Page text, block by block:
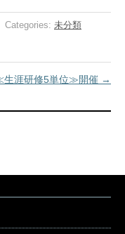
Categories: 未分類
生涯研修5単位≫開催 →